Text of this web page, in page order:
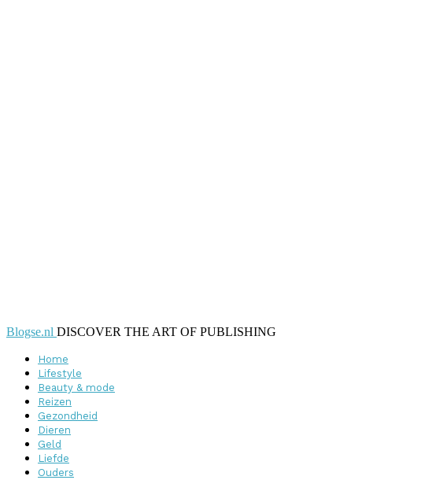
Blogse.nl DISCOVER THE ART OF PUBLISHING
Home
Lifestyle
Beauty & mode
Reizen
Gezondheid
Dieren
Geld
Liefde
Ouders